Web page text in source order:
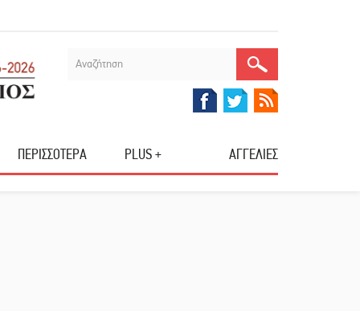
ΠΕΡΙΣΣΟΤΕΡΑ PLUS + ΑΓΓΕΛΙΕΣ